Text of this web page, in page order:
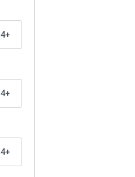
4+
4+
4+